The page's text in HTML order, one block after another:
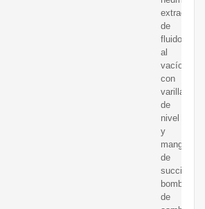
extractor
de
fluidos
al
vacío
con
varilla
de
nivel
y
manguera
de
succión,
bomba
de